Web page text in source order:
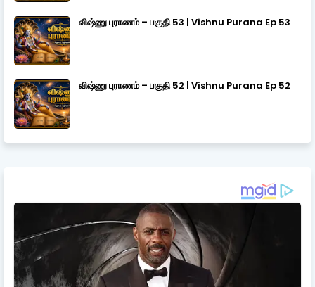
விஷ்ணு புராணம் – பகுதி 53 | Vishnu Purana Ep 53
விஷ்ணு புராணம் – பகுதி 52 | Vishnu Purana Ep 52